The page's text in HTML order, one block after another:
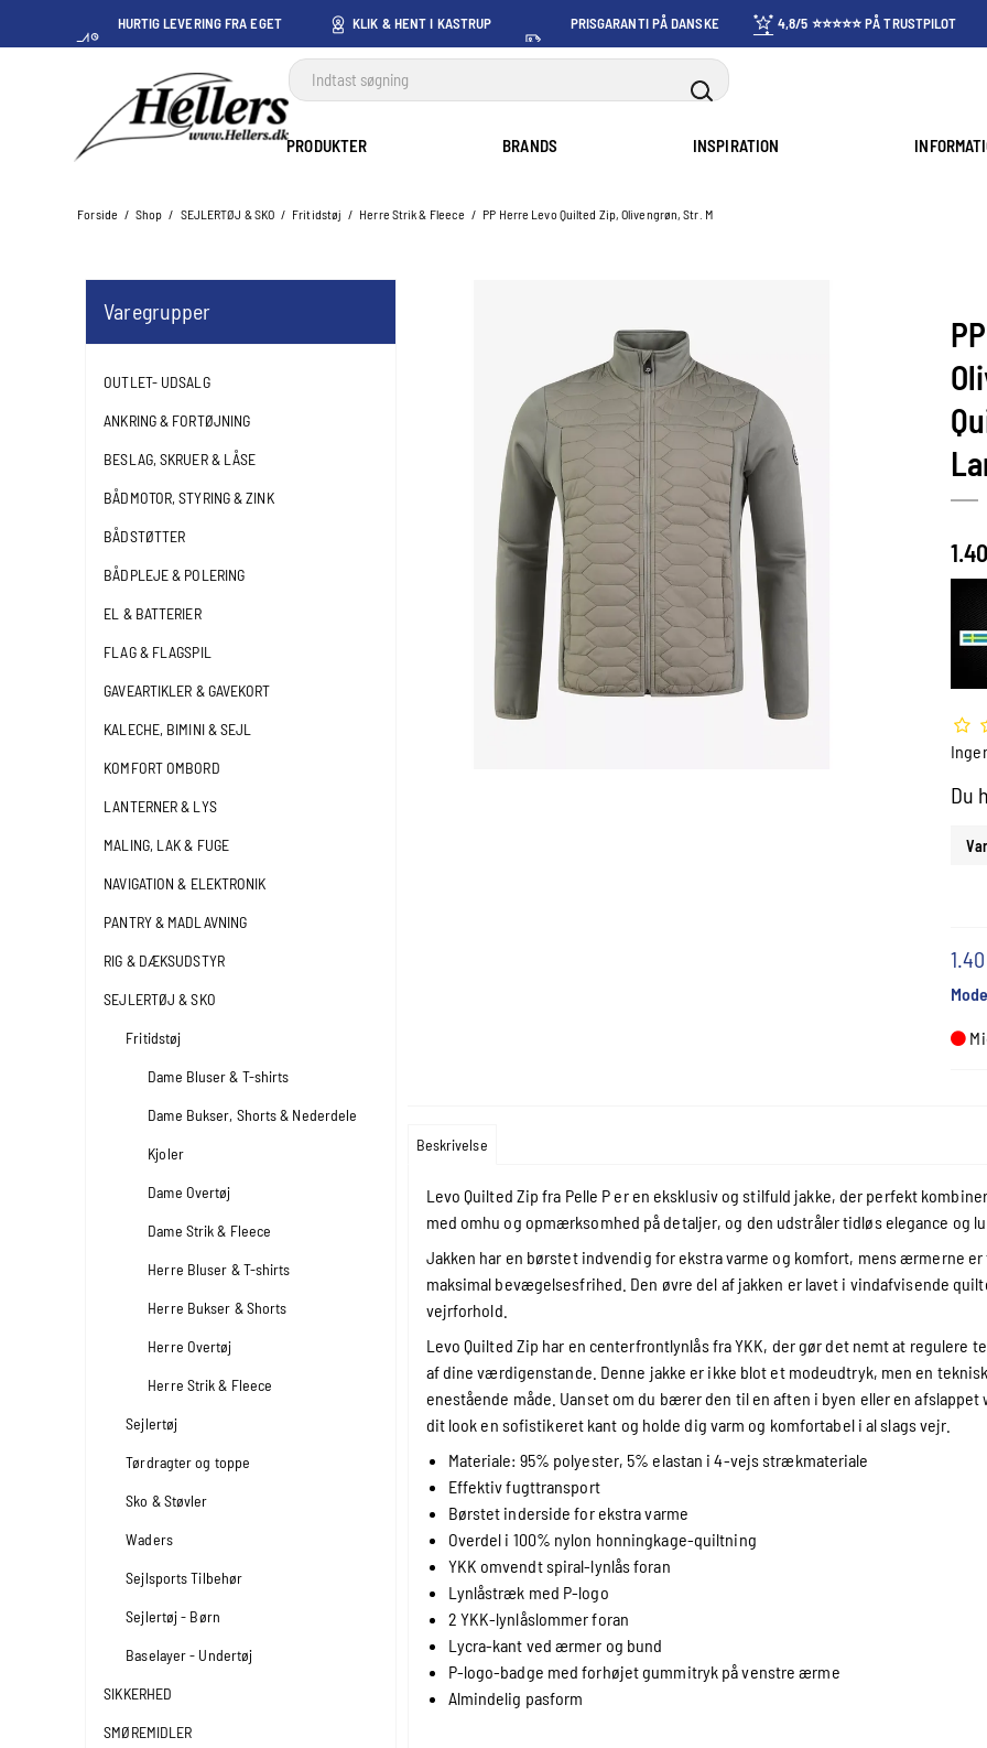
HURTIG LEVERING FRA EGET KLIK & HENT I KASTRUP PRISGARANTI PÅ DANSKE
PRISER
4,8/5 ⭐⭐⭐⭐⭐ PÅ TRUSTPILOT
PRODUKTER BRANDS INSPIRATION
Forside / Shop / SEJLERTØJ & SKO / Fritidstøj / Herre Strik & Fleece / PP Herre Levo Quilted Zip, Olivengrøn, Str. M
Varegrupper
OUTLET- UDSALG
ANKRING & FORTØJNING
BESLAG, SKRUER & LÅSE
BÅDMOTOR, STYRING & ZINK
BÅDSTØTTER
BÅDPLEJE & POLERING
EL & BATTERIER
FLAG & FLAGSPIL
GAVEARTIKLER & GAVEKORT
KALECHE, BIMINI & SEJL
KOMFORT OMBORD
LANTERNER & LYS
MALING, LAK & FUGE
NAVIGATION & ELEKTRONIK
PANTRY & MADLAVNING
RIG & DÆKSUDSTYR
SEJLERTØJ & SKO
Fritidstøj
Dame Bluser & T-shirts
Dame Bukser, Shorts & Nederdele
Kjoler
Dame Overtøj
Dame Strik & Fleece
Herre Bluser & T-shirts
Herre Bukser & Shorts
Herre Overtøj
Herre Strik & Fleece
Sejlertøj
Tørdragter og toppe
Sko & Støvler
Waders
Sejlsports Tilbehør
Sejlertøj - Børn
Baselayer - Undertøj
SIKKERHED
SMØREMIDLER
Du
Beskrivelse
Levo Quilted Zip fra Pelle P er en eksklusiv og stilfuld jakke, der perfekt
med omhu og opmærksomhed på detaljer, og den udstråler tidløs elegance og
Jakken har en børstet indvendig for ekstra varme og komfort, mens ærmerne
maksimal bevægelsesfrihed. Den øvre del af jakken er lavet i vindafvisende
vejrforhold.
Levo Quilted Zip har en centerfrontlynlås fra YKK, der gør det nemt at regulere
af dine værdigenstande. Denne jakke er ikke blot et modeudtryk, men en
enestående måde. Uanset om du bærer den til en aften i byen eller en
dit look en sofistikeret kant og holde dig varm og komfortabel i al slags vejr.
Materiale: 95% polyester, 5% elastan i 4-vejs strækmateriale
Effektiv fugttransport
Børstet inderside for ekstra varme
Overdel i 100% nylon honningkage-quiltning
YKK omvendt spiral-lynlås foran
Lynlåstræk med P-logo
2 YKK-lynlåslommer foran
Lycra-kant ved ærmer og bund
P-logo-badge med forhøjet gummitryk på venstre ærme
Almindelig pasform